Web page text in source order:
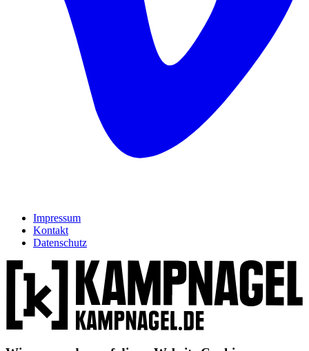
Impressum
Kontakt
Datenschutz